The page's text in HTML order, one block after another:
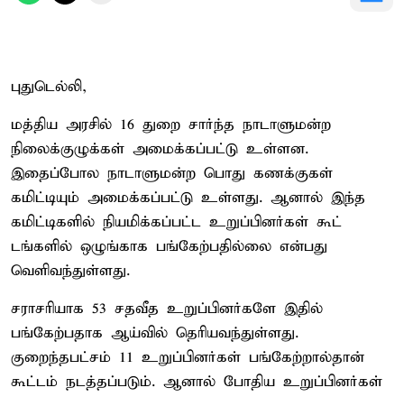
புதுடெல்லி,
மத்திய அரசில் 16 துறை சார்ந்த நாடாளுமன்ற
நிலைக்குழுக்கள் அமைக்கப்பட்டு உள்ளன.
இதைப்போல நாடாளுமன்ற பொது கணக்குகள்
கமிட்டியும் அமைக்கப்பட்டு உள்ளது. ஆனால் இந்த
கமிட்டிகளில் நியமிக்கப்பட்ட உறுப்பினர்கள் கூட்
டங்களில் ஒழுங்காக பங்கேற்பதில்லை என்பது
வெளிவந்துள்ளது.
சராசரியாக 53 சதவீத உறுப்பினர்களே இதில்
பங்கேற்பதாக ஆய்வில் தெரியவந்துள்ளது.
குறைந்தபட்சம் 11 உறுப்பினர்கள் பங்கேற்றால்தான்
கூட்டம் நடத்தப்படும். ஆனால் போதிய உறுப்பினர்கள்